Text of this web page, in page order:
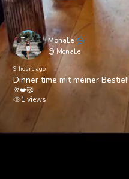
MonaLe
@ MonaLe
9 hours ago
Dinner time mit meiner Bestie!!
🥂❤️🥰
1 views